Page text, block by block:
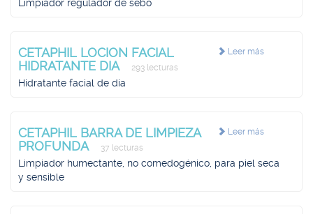
Limpiador regulador de sebo
Leer más
CETAPHIL LOCION FACIAL
HIDRATANTE DIA
293 lecturas
Hidratante facial de día
Leer más
CETAPHIL BARRA DE LIMPIEZA
PROFUNDA
37 lecturas
Limpiador humectante, no comedogénico, para piel seca
y sensible